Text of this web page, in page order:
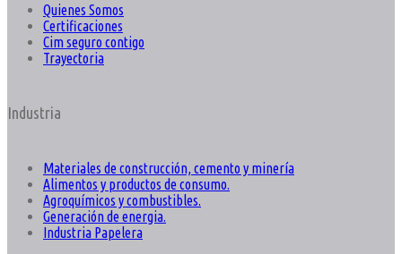
Quienes Somos
Certificaciones
Cim seguro contigo
Trayectoria
Industria
Materiales de construcción, cemento y minería
Alimentos y productos de consumo.
Agroquímicos y combustibles.
Generación de energia.
Industria Papelera